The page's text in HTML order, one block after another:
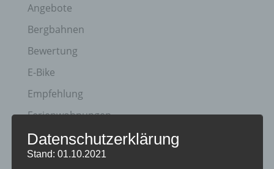
Angebote
Bergbahnen
Bewertung
E-Bike
Empfehlung
Ferienwohnungen
FIS Nordische Ski WM
Gäste
Datenschutzerklärung
Stand: 01.10.2021